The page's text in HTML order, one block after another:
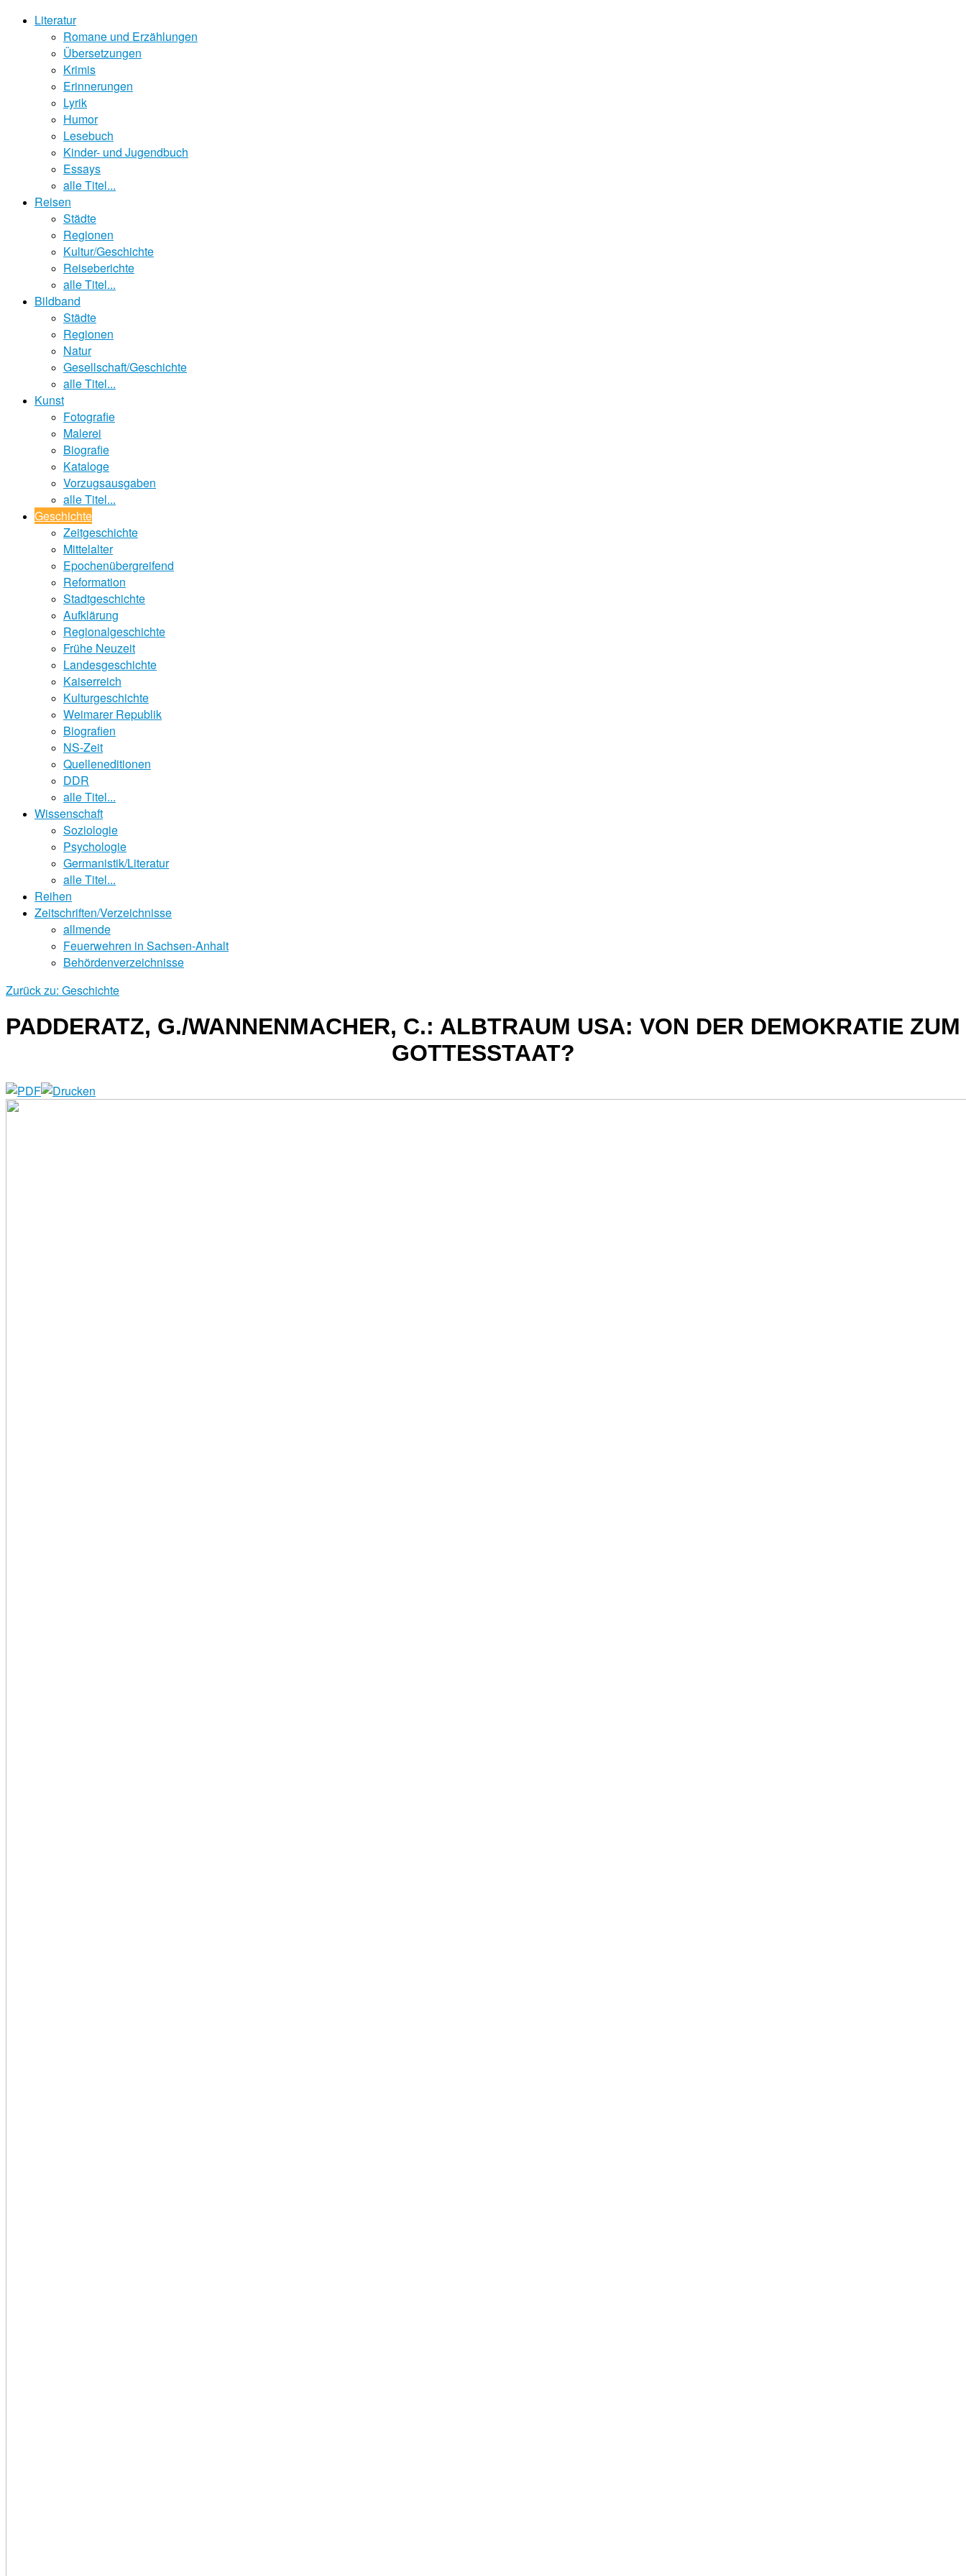
Literatur
Romane und Erzählungen
Übersetzungen
Krimis
Erinnerungen
Lyrik
Humor
Lesebuch
Kinder- und Jugendbuch
Essays
alle Titel...
Reisen
Städte
Regionen
Kultur/Geschichte
Reiseberichte
alle Titel...
Bildband
Städte
Regionen
Natur
Gesellschaft/Geschichte
alle Titel...
Kunst
Fotografie
Malerei
Biografie
Kataloge
Vorzugsausgaben
alle Titel...
Geschichte
Zeitgeschichte
Mittelalter
Epochenübergreifend
Reformation
Stadtgeschichte
Aufklärung
Regionalgeschichte
Frühe Neuzeit
Landesgeschichte
Kaiserreich
Kulturgeschichte
Weimarer Republik
Biografien
NS-Zeit
Quelleneditionen
DDR
alle Titel...
Wissenschaft
Soziologie
Psychologie
Germanistik/Literatur
alle Titel...
Reihen
Zeitschriften/Verzeichnisse
allmende
Feuerwehren in Sachsen-Anhalt
Behördenverzeichnisse
Zurück zu: Geschichte
PADDERATZ, G./WANNENMACHER, C.: ALBTRAUM USA: VON DER DEMOKRATIE ZUM
GOTTESSTAAT?